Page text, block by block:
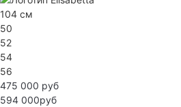
104 см
50
52
54
56
475 000 руб
594 000руб